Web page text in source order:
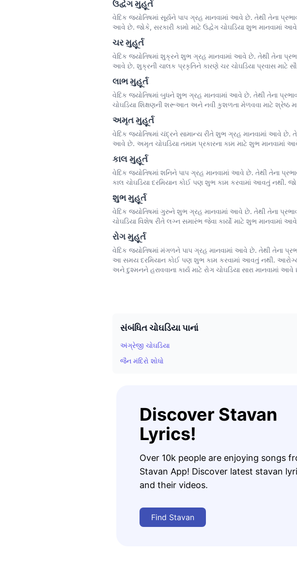
ઉદ્વેગ મુહૂર્ત
વેદિક જ્યોતિષમાં સૂર્યને પાપ ગ્રહ માનવામાં આવે છે. તેથી તેના
આવે છે. જોકે, સરકારી કામો માટે ઉદ્વેગ ચોઘડિયા શુભ માનવામાં
ચર મુહૂર્ત
વેદિક જ્યોતિષમાં શુક્રને શુભ ગ્રહ માનવામાં આવે છે. તેથી તેના
આવે છે. શુક્રની ચાલક પ્રકૃતિને કારણે ચર ચોઘડિયા પ્રવાસ માટે
લાભ મુહૂર્ત
વેદિક જ્યોતિષમાં બુધને શુભ ગ્રહ માનવામાં આવે છે. તેથી તેના
ચોઘડિયા શિક્ષણની શરૂઆત અને નવી કુશળતા મેળવવા માટે શ્રેષ્ઠ
અમૃત મુહૂર્ત
વેદિક જ્યોતિષમાં ચંદ્રને સામાન્ય રીતે શુભ ગ્રહ માનવામાં આવે
આવે છે. અમૃત ચોઘડિયા તમામ પ્રકારના કામ માટે શુભ માનવામાં
કાલ મુહૂર્ત
વેદિક જ્યોતિષમાં શનિને પાપ ગ્રહ માનવામાં આવે છે. તેથી તેના
કાલ ચોઘડિયા દરમિયાન કોઈ પણ શુભ કામ કરવામાં આવતું નથી.
શુભ મુહૂર્ત
વેદિક જ્યોતિષમાં ગુરુને શુભ ગ્રહ માનવામાં આવે છે. તેથી તેના
ચોઘડિયા વિશેષ રીતે લગ્ન સમારંભ જેવા કાર્યો માટે શુભ માનવામાં
રોગ મુહૂર્ત
વેદિક જ્યોતિષમાં મંગળને પાપ ગ્રહ માનવામાં આવે છે. તેથી તેના
આ સમય દરમિયાન કોઈ પણ શુભ કામ કરવામાં આવતું નથી.
અને દુશ્મનને હરાવવાના કાર્ય માટે રોગ ચોઘડિયા સારા માનવામાં આવે
સંબંધિત ચોઘડિયા પાનાં
અંગ્રેજી ચોઘડિયા
જૈન મંદિરો શોધો
Discover Stavan
Lyrics!
Over 10k people are enjoying songs
Stavan App! Discover latest stavan
and their videos.
Find Stavan